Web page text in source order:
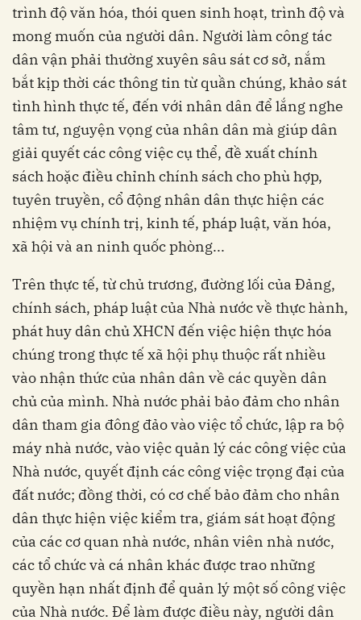
trình độ văn hóa, thói quen sinh hoạt, trình độ và
mong muốn của người dân. Người làm công tác
dân vận phải thường xuyên sâu sát cơ sở, nắm
bắt kịp thời các thông tin từ quần chúng, khảo sát
tình hình thực tế, đến với nhân dân để lắng nghe
tâm tư, nguyện vọng của nhân dân mà giúp dân
giải quyết các công việc cụ thể, đề xuất chính
sách hoặc điều chỉnh chính sách cho phù hợp,
tuyên truyền, cổ động nhân dân thực hiện các
nhiệm vụ chính trị, kinh tế, pháp luật, văn hóa,
xã hội và an ninh quốc phòng...
Trên thực tế, từ chủ trương, đường lối của Đảng,
chính sách, pháp luật của Nhà nước về thực hành,
phát huy dân chủ XHCN đến việc hiện thực hóa
chúng trong thực tế xã hội phụ thuộc rất nhiều
vào nhận thức của nhân dân về các quyền dân
chủ của mình. Nhà nước phải bảo đảm cho nhân
dân tham gia đông đảo vào việc tổ chức, lập ra bộ
máy nhà nước, vào việc quản lý các công việc của
Nhà nước, quyết định các công việc trọng đại của
đất nước; đồng thời, có cơ chế bảo đảm cho nhân
dân thực hiện việc kiểm tra, giám sát hoạt động
của các cơ quan nhà nước, nhân viên nhà nước,
các tổ chức và cá nhân khác được trao những
quyền hạn nhất định để quản lý một số công việc
của Nhà nước. Để làm được điều này, người dân